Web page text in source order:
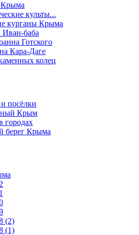
культы...
курганы Крыма
Иван-баба
Готского
Кара-Даге
колец
посёлки
Крым
городах
Крыма
(2)
(1)